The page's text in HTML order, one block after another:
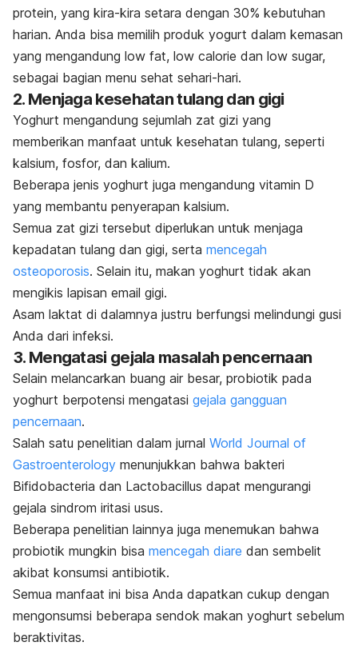
protein, yang kira-kira setara dengan 30% kebutuhan
harian. Anda bisa memilih produk yogurt dalam kemasan
yang mengandung low fat, low calorie dan low sugar,
sebagai bagian menu sehat sehari-hari.
2. Menjaga kesehatan tulang dan gigi
Yoghurt mengandung sejumlah zat gizi yang
memberikan manfaat untuk kesehatan tulang, seperti
kalsium, fosfor, dan kalium.
Beberapa jenis yoghurt juga mengandung vitamin D
yang membantu penyerapan kalsium.
Semua zat gizi tersebut diperlukan untuk menjaga
kepadatan tulang dan gigi, serta mencegah
osteoporosis. Selain itu, makan yoghurt tidak akan
mengikis lapisan email gigi.
Asam laktat di dalamnya justru berfungsi melindungi gusi
Anda dari infeksi.
3. Mengatasi gejala masalah pencernaan
Selain melancarkan buang air besar, probiotik pada
yoghurt berpotensi mengatasi gejala gangguan
pencernaan.
Salah satu penelitian dalam jurnal World Journal of
Gastroenterology menunjukkan bahwa bakteri
Bifidobacteria dan Lactobacillus dapat mengurangi
gejala sindrom iritasi usus.
Beberapa penelitian lainnya juga menemukan bahwa
probiotik mungkin bisa mencegah diare dan sembelit
akibat konsumsi antibiotik.
Semua manfaat ini bisa Anda dapatkan cukup dengan
mengonsumsi beberapa sendok makan yoghurt sebelum
beraktivitas.